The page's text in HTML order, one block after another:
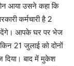
आया उसने कहा कि
कर्मचारी है 2
देंगे। आपके घर पर भेज
21 जुलाई को दोनों
दिया। बाद में मुकेश